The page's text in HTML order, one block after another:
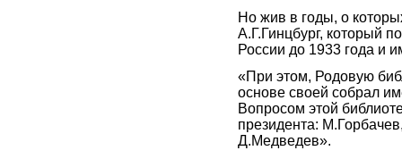
Но жив в годы, о
А.Г.Гинцбург, который
России до 1933 года и
«При этом, Родовую
основе своей собрал
Вопросом этой
президента:
Д.Медведев».